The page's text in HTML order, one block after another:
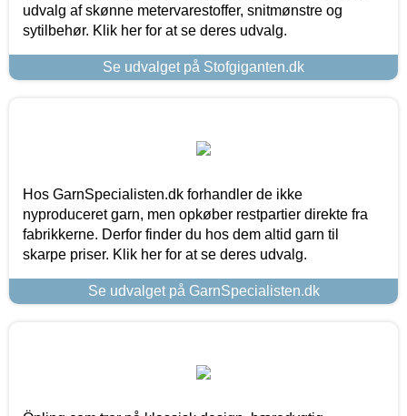
udvalg af skønne metervarestoffer, snitmønstre og
sytilbehør. Klik her for at se deres udvalg.
Se udvalget på Stofgiganten.dk
Hos GarnSpecialisten.dk forhandler de ikke
nyproduceret garn, men opkøber restpartier direkte fra
fabrikkerne. Derfor finder du hos dem altid garn til
skarpe priser. Klik her for at se deres udvalg.
Se udvalget på GarnSpecialisten.dk